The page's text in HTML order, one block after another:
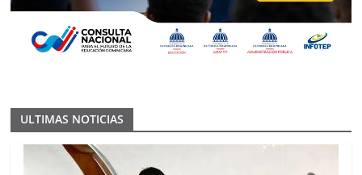
ULTIMAS NOTICIAS